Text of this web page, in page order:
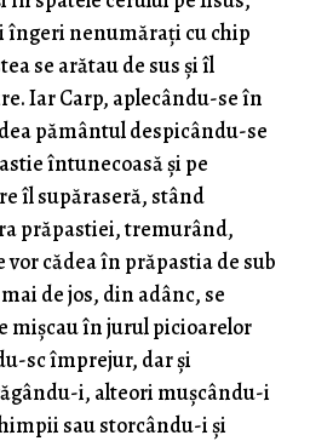
îngeri nenumăraţi cu chip
se arătau de sus şi îl
Iar Carp, aplecându-se în
pământul despicându-se
întunecoasă şi pe
îl supăraseră, stând
prăpastiei, tremurând,
cădea în prăpastia de sub
de jos, din adânc, se
mişcau în jurul picioarelor
sc împrejur, dar şi
i, alteori muşcându-i
sau storcându-i şi